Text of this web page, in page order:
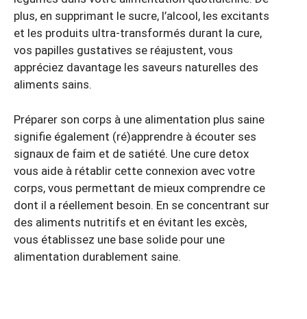
plus, en supprimant le sucre, l’alcool, les excitants
et les produits ultra-transformés durant la cure,
vos papilles gustatives se réajustent, vous
appréciez davantage les saveurs naturelles des
aliments sains.
Préparer son corps à une alimentation plus saine
signifie également (ré)apprendre à écouter ses
signaux de faim et de satiété. Une cure detox
vous aide à rétablir cette connexion avec votre
corps, vous permettant de mieux comprendre ce
dont il a réellement besoin. En se concentrant sur
des aliments nutritifs et en évitant les excès,
vous établissez une base solide pour une
alimentation durablement saine.